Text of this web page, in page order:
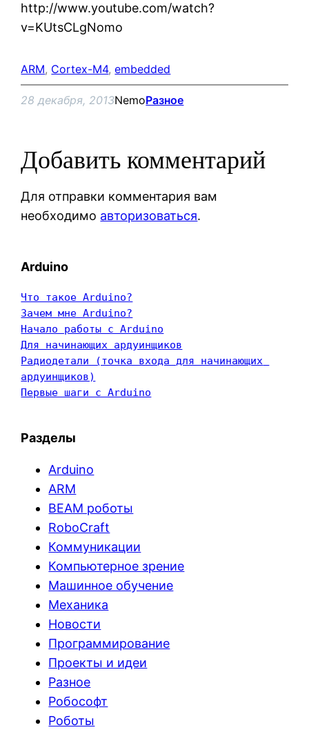
http://www.youtube.com/watch?
v=KUtsCLgNomo
ARM, Cortex-M4, embedded
28 декабря, 2013NemoРазное
Добавить комментарий
Для отправки комментария вам
необходимо авторизоваться.
Arduino
Что такое Arduino?
Зачем мне Arduino?
Начало работы с Arduino
Для начинающих ардуинщиков
Радиодетали (точка входа для начинающих
ардуинщиков)
Первые шаги с Arduino
Разделы
Arduino
ARM
BEAM роботы
RoboCraft
Коммуникации
Компьютерное зрение
Машинное обучение
Механика
Новости
Программирование
Проекты и идеи
Разное
Робософт
Роботы